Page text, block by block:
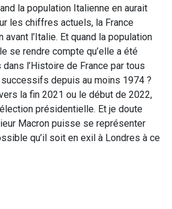
la population Italienne en aurait
les chiffres actuels, la France
l’Italie. Et quand la population
se rendre compte qu’elle a été
l’Histoire de France par tous
depuis au moins 1974 ?
la fin 2021 ou le début de 2022,
présidentielle. Et je doute
Macron puisse se représenter
qu’il soit en exil à Londres à ce